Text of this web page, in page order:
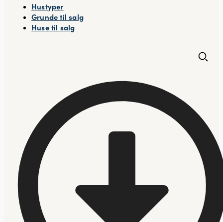
Hustyper
Grunde til salg
Huse til salg